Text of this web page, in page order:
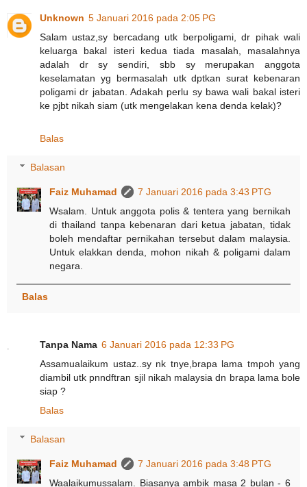
Unknown 5 Januari 2016 pada 2:05 PG
Salam ustaz,sy bercadang utk berpoligami, dr pihak wali
keluarga bakal isteri kedua tiada masalah, masalahnya
adalah dr sy sendiri, sbb sy merupakan anggota
keselamatan yg bermasalah utk dptkan surat kebenaran
poligami dr jabatan. Adakah perlu sy bawa wali bakal isteri
ke pjbt nikah siam (utk mengelakan kena denda kelak)?
Balas
Balasan
Faiz Muhamad
7 Januari 2016 pada 3:43 PTG
Wsalam. Untuk anggota polis & tentera yang bernikah
di thailand tanpa kebenaran dari ketua jabatan, tidak
boleh mendaftar pernikahan tersebut dalam malaysia.
Untuk elakkan denda, mohon nikah & poligami dalam
negara.
Balas
Tanpa Nama 6 Januari 2016 pada 12:33 PG
Assamualaikum ustaz..sy nk tnye,brapa lama tmpoh yang
diambil utk pnndftran sjil nikah malaysia dn brapa lama bole
siap ?
Balas
Balasan
Faiz Muhamad
7 Januari 2016 pada 3:48 PTG
Waalaikumussalam. Biasanya ambik masa 2 bulan - 6